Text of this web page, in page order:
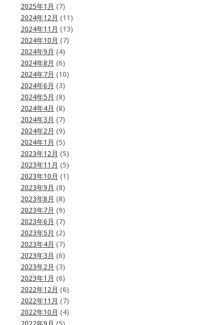
2025年1月 (7)
2024年12月 (11)
2024年11月 (13)
2024年10月 (7)
2024年9月 (4)
2024年8月 (6)
2024年7月 (10)
2024年6月 (3)
2024年5月 (8)
2024年4月 (8)
2024年3月 (7)
2024年2月 (9)
2024年1月 (5)
2023年12月 (5)
2023年11月 (5)
2023年10月 (1)
2023年9月 (8)
2023年8月 (8)
2023年7月 (9)
2023年6月 (7)
2023年5月 (2)
2023年4月 (7)
2023年3月 (6)
2023年2月 (3)
2023年1月 (6)
2022年12月 (6)
2022年11月 (7)
2022年10月 (4)